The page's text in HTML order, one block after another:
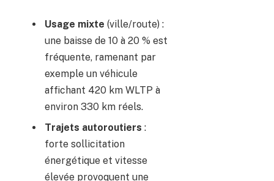
Usage mixte (ville/route) :
une baisse de 10 à 20 % est
fréquente, ramenant par
exemple un véhicule
affichant 420 km WLTP à
environ 330 km réels.
Trajets autoroutiers :
forte sollicitation
énergétique et vitesse
élevée provoquent une